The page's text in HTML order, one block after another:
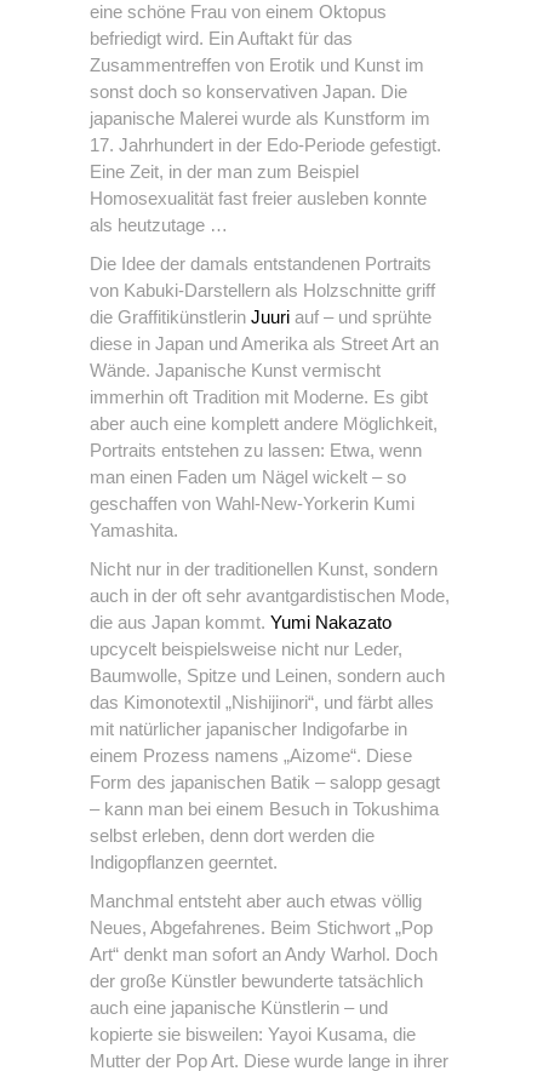
eine schöne Frau von einem Oktopus
befriedigt wird. Ein Auftakt für das
Zusammentreffen von Erotik und Kunst im
sonst doch so konservativen Japan. Die
japanische Malerei wurde als Kunstform im
17. Jahrhundert in der Edo-Periode gefestigt.
Eine Zeit, in der man zum Beispiel
Homosexualität fast freier ausleben konnte
als heutzutage …
Die Idee der damals entstandenen Portraits
von Kabuki-Darstellern als Holzschnitte griff
die Graffitikünstlerin Juuri auf – und sprühte
diese in Japan und Amerika als Street Art an
Wände. Japanische Kunst vermischt
immerhin oft Tradition mit Moderne. Es gibt
aber auch eine komplett andere Möglichkeit,
Portraits entstehen zu lassen: Etwa, wenn
man einen Faden um Nägel wickelt – so
geschaffen von Wahl-New-Yorkerin Kumi
Yamashita.
Nicht nur in der traditionellen Kunst, sondern
auch in der oft sehr avantgardistischen Mode,
die aus Japan kommt. Yumi Nakazato
upcycelt beispielsweise nicht nur Leder,
Baumwolle, Spitze und Leinen, sondern auch
das Kimonotextil „Nishijinori“, und färbt alles
mit natürlicher japanischer Indigofarbe in
einem Prozess namens „Aizome“. Diese
Form des japanischen Batik – salopp gesagt
– kann man bei einem Besuch in Tokushima
selbst erleben, denn dort werden die
Indigopflanzen geerntet.
Manchmal entsteht aber auch etwas völlig
Neues, Abgefahrenes. Beim Stichwort „Pop
Art“ denkt man sofort an Andy Warhol. Doch
der große Künstler bewunderte tatsächlich
auch eine japanische Künstlerin – und
kopierte sie bisweilen: Yayoi Kusama, die
Mutter der Pop Art. Diese wurde lange in ihrer